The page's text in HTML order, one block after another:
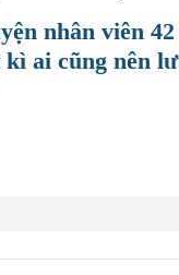
nhân viên
kì ai cũng nên